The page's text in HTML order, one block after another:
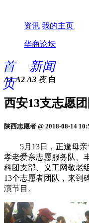
资讯 我的主页
华商论坛
首
页
新闻
A1 A2 A3 夜 白
西安13支志愿
陕西志愿者 @ 2018-08-14
5月13日，正逢母亲
孝老爱亲志愿服务队、
科团支部、义工网敬老
13个志愿者团队，来到
演节目。